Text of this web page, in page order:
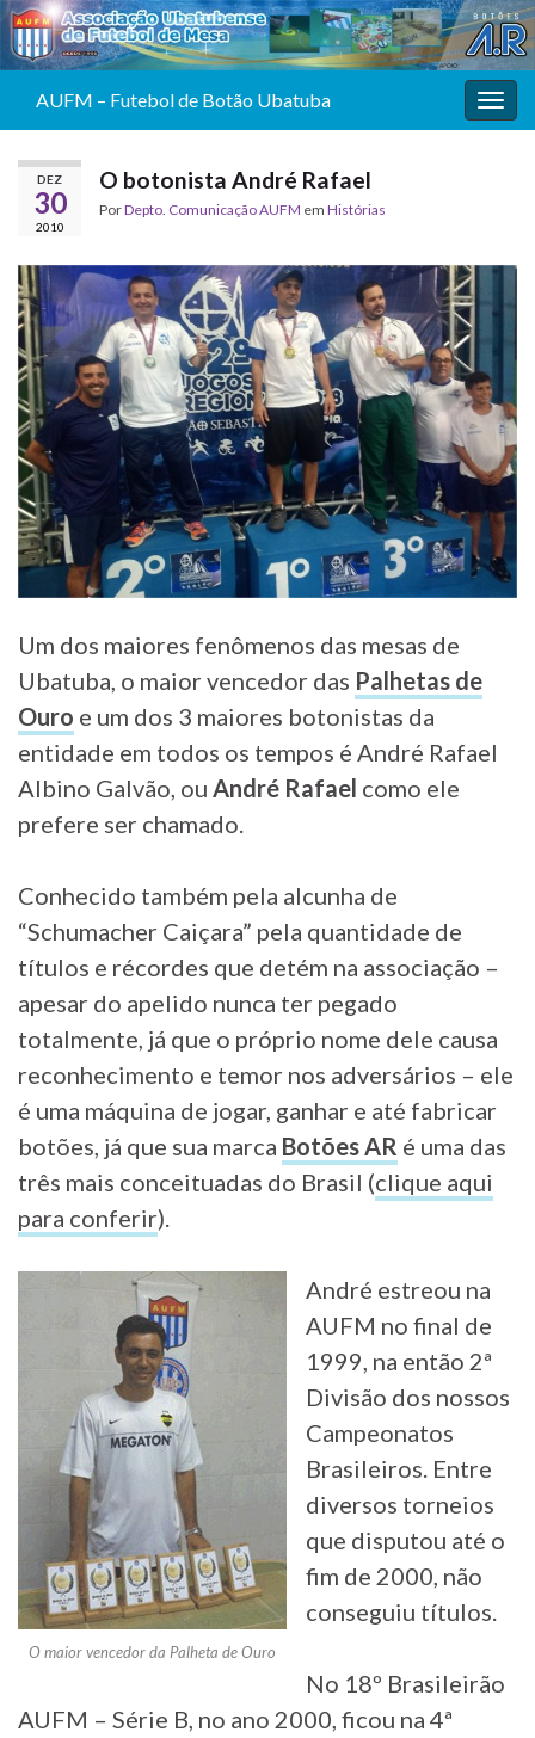
AUFM – Futebol de Botão Ubatuba
DEZ
30
2010
O botonista André Rafael
PorDepto. Comunicação AUFM em Histórias
Um dos maiores fenômenos das mesas de
Ubatuba, o maior vencedor das Palhetas de
Ouro e um dos 3 maiores botonistas da
entidade em todos os tempos é André Rafael
Albino Galvão, ou André Rafael como ele
prefere ser chamado.
Conhecido também pela alcunha de
“Schumacher Caiçara” pela quantidade de
títulos e récordes que detém na associação –
apesar do apelido nunca ter pegado
totalmente, já que o próprio nome dele causa
reconhecimento e temor nos adversários – ele
é uma máquina de jogar, ganhar e até fabricar
botões, já que sua marca Botões AR é uma das
três mais conceituadas do Brasil (clique aqui
para conferir).
O maior vencedor da Palheta de Ouro
André estreou na
AUFM no final de
1999, na então 2ª
Divisão dos nossos
Campeonatos
Brasileiros. Entre
diversos torneios
que disputou até o
fim de 2000, não
conseguiu títulos.
No 18º Brasileirão
AUFM – Série B, no ano 2000, ficou na 4ª